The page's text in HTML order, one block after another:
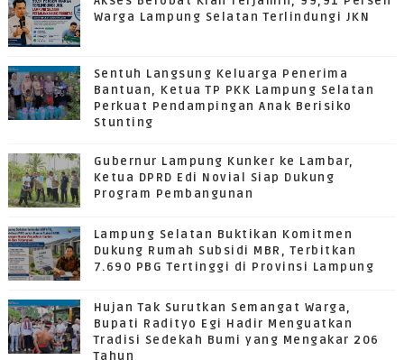
Warga Lampung Selatan Terlindungi JKN
Sentuh Langsung Keluarga Penerima
Bantuan, Ketua TP PKK Lampung Selatan
Perkuat Pendampingan Anak Berisiko
Stunting
Gubernur Lampung Kunker ke Lambar,
Ketua DPRD Edi Novial Siap Dukung
Program Pembangunan
Lampung Selatan Buktikan Komitmen
Dukung Rumah Subsidi MBR, Terbitkan
7.690 PBG Tertinggi di Provinsi Lampung
Hujan Tak Surutkan Semangat Warga,
Bupati Radityo Egi Hadir Menguatkan
Tradisi Sedekah Bumi yang Mengakar 206
Tahun